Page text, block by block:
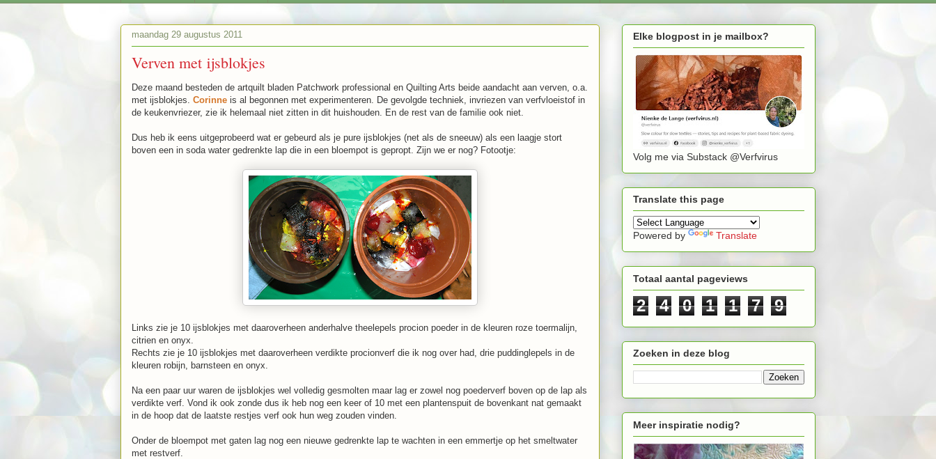
maandag 29 augustus 2011
Verven met ijsblokjes
Deze maand besteden de artquilt bladen Patchwork professional en Quilting Arts beide aandacht aan verven, o.a.
met ijsblokjes. Corinne is al begonnen met experimenteren. De gevolgde techniek, invriezen van verfvloeistof in
de keukenvriezer, zie ik helemaal niet zitten in dit huishouden. En de rest van de familie ook niet.
Dus heb ik eens uitgeprobeerd wat er gebeurd als je pure ijsblokjes (net als de sneeuw) als een laagje stort
boven een in soda water gedrenkte lap die in een bloempot is gepropt. Zijn we er nog? Fotootje:
Links zie je 10 ijsblokjes met daaroverheen anderhalve theelepels procion poeder in de kleuren roze toermalijn,
citrien en onyx.
Rechts zie je 10 ijsblokjes met daaroverheen verdikte procionverf die ik nog over had, drie puddinglepels in de
kleuren robijn, barnsteen en onyx.
Na een paar uur waren de ijsblokjes wel volledig gesmolten maar lag er zowel nog poederverf boven op de lap als
verdikte verf. Vond ik ook zonde dus ik heb nog een keer of 10 met een plantenspuit de bovenkant nat gemaakt
in de hoop dat de laatste restjes verf ook hun weg zouden vinden.
Onder de bloempot met gaten lag nog een nieuwe gedrenkte lap te wachten in een emmertje op het smeltwater
met restverf.
Elke blogpost in je mailbox?
Volg me via Substack @Verfvirus
Translate this page
Powered by Translate
Totaal aantal pageviews
2 4 0 1 1 7 9
Zoeken in deze blog
Meer inspiratie nodig?